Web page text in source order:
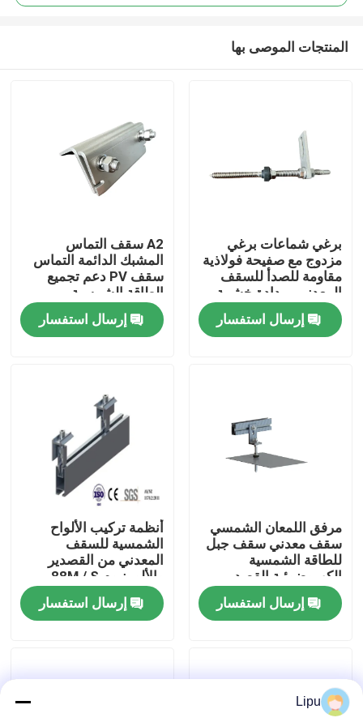
بيت
منتجات
معلومات عنا
رقابة جودة
اتصل بنا
أنظمة تركيب الطاقة الشمسية الكهروضوئية
المنتجات الموصى بها
برغي شماعات برغي
مزدوج مع صفيحة فولاذية
مقاومة للصدأ للسقف
المعدني بمدادة خشبية
إرسال استفسار
A2 سقف التماس
المشبك الدائمة التماس
سقف PV دعم تجميع
الطاقة الشمسية
الكهروضوئية
إرسال استفسار
مرفق اللمعان الشمسي
سقف معدني سقف جبل
للطاقة الشمسية
الكهروضوئية القصدير
إرسال استفسار
أنظمة تركيب الألواح
الشمسية للسقف
المعدني من القصدير
والألومنيوم 88M / S
مقاطع
إرسال استفسار
Lipu